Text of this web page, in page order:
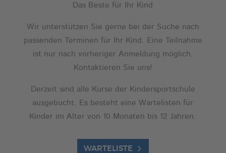
Das Beste für Ihr Kind
Wir unterstützen Sie gerne bei der Suche nach
passenden Terminen für Ihr Kind. Eine Teilnahme
ist nur nach vorheriger Anmeldung möglich.
Kontaktieren Sie uns!
Derzeit sind alle Kurse der Kindersportschule
ausgebucht. Es besteht eine Wartelisten für
Kinder im Alter von 10 Monaten bis 12 Jahren.
WARTELISTE